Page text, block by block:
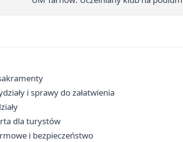
i sprawy do załatwienia
dla turystów
i bezpieczeństwo